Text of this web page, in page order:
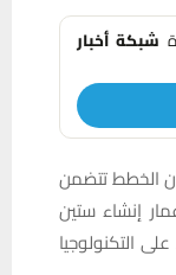
شبكة أخبار
الخطط تتضمن
إنشاء ستين
التكنولوجيا